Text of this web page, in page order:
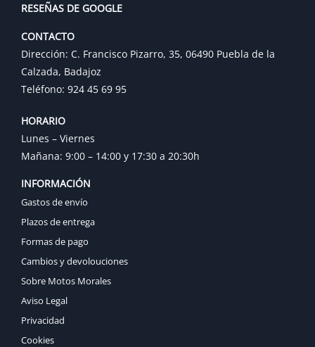
RESEÑAS DE GOOGLE
CONTACTO
Dirección: C. Francisco Pizarro, 35, 06490 Puebla de la
Calzada, Badajoz
Teléfono: 924 45 69 95
HORARIO
Lunes – Viernes
Mañana: 9:00 – 14:00 y 17:30 a 20:30h
INFORMACIÓN
Gastos de envío
Plazos de entrega
Formas de pago
Cambios y devolouciones
Sobre Motos Morales
Aviso Legal
Privacidad
Cookies